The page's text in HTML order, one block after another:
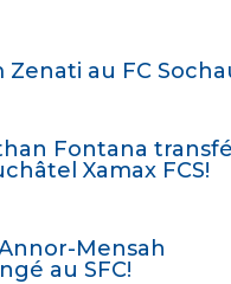
Zenati au FC
Fontana
Xamax FCS!
Mensah
au SFC!